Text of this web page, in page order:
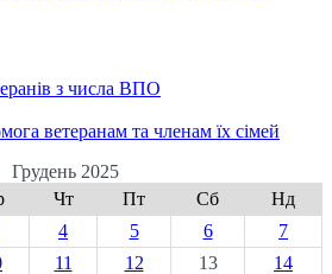
з числа ВПО
ветеранам та членам їх сімей
Грудень 2025
Чт Пт Сб
Нд
4 5 6
7
11 12 13
14